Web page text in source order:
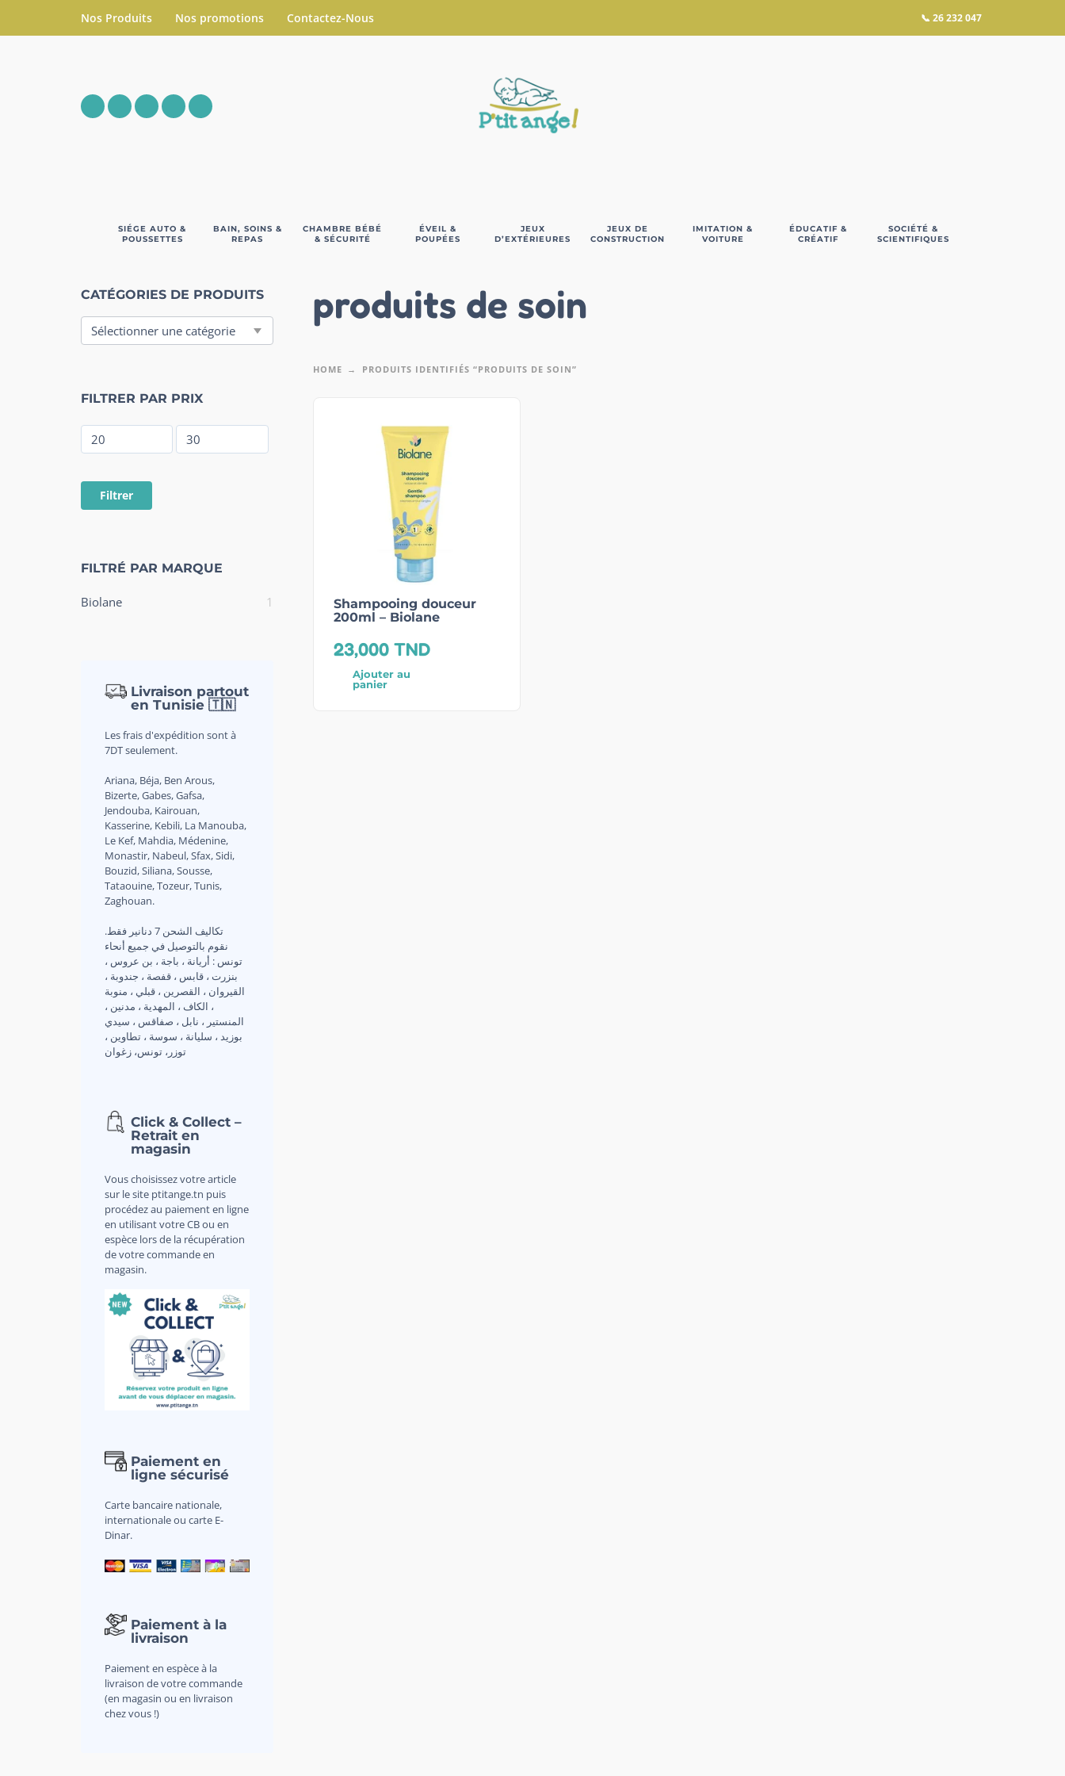
Nos Produits Nos promotions Contactez-Nous 📞 26 232 047
SIÉGE AUTO &
POUSSETTES
BAIN, SOINS &
REPAS
CHAMBRE BÉBÉ
& SÉCURITÉ
ÉVEIL &
POUPÉES
JEUX
D’EXTÉRIEURES
JEUX DE
CONSTRUCTION
IMITATION &
VOITURE
ÉDUCATIF &
CRÉATIF
SOCIÉTÉ &
SCIENTIFIQUES
CATÉGORIES DE PRODUITS
FILTRER PAR PRIX
Filtrer
FILTRÉ PAR MARQUE
Biolane 1
Livraison partout
en Tunisie 🇹🇳
Les frais d'expédition sont à
7DT seulement.
Ariana, Béja, Ben Arous,
Bizerte, Gabes, Gafsa,
Jendouba, Kairouan,
Kasserine, Kebili, La Manouba,
Le Kef, Mahdia, Médenine,
Monastir, Nabeul, Sfax, Sidi,
Bouzid, Siliana, Sousse,
Tataouine, Tozeur, Tunis,
Zaghouan.
.تكاليف الشحن 7 دنانير فقط
نقوم بالتوصيل في جميع أنحاء
تونس : أريانة ، باجة ، بن عروس ،
بنزرت ، قابس ، قفصة ، جندوبة ،
القيروان ، القصرين ، قبلي ، منوبة
، الكاف ، المهدية ، مدنين ،
المنستير ، نابل ، صفاقس ، سيدي
بوزيد ، سليانة ، سوسة ، تطاوين ،
توزر، تونس، زغوان
Click & Collect –
Retrait en
magasin
Vous choisissez votre article
sur le site ptitange.tn puis
procédez au paiement en ligne
en utilisant votre CB ou en
espèce lors de la récupération
de votre commande en
magasin.
Paiement en
ligne sécurisé
Carte bancaire nationale,
internationale ou carte E-
Dinar.
Paiement à la
livraison
Paiement en espèce à la
livraison de votre commande
(en magasin ou en livraison
chez vous !)
produits de soin
HOME PRODUITS IDENTIFIÉS “PRODUITS DE SOIN”
Shampooing douceur
200ml – Biolane
23,000 TND
Ajouter au
panier